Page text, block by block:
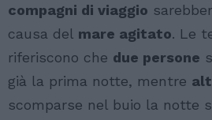
compagni di viaggio
causa del mare agitato. Le
riferiscono che due persone
già la prima notte, mentre
scomparse nel buio la notte